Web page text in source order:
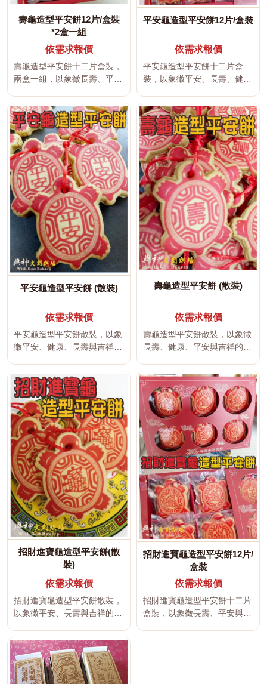
壽龜造型平安餅12片/盒裝
*2盒一組
依需求報價
壽龜造型平安餅十二片盒裝，
兩盒一組，以象徵長壽、平安
採固定...
平安龜造型平安餅12片/盒裝
依需求報價
平安龜造型平安餅十二片盒
裝，以象徵平安、長壽、健康
輩生日、...
平安龜造型平安餅 (散裝)
依需求報價
平安龜造型平安餅散裝，以象
徵平安、健康、長壽與吉祥的
長輩送...
壽龜造型平安餅 (散裝)
依需求報價
壽龜造型平安餅散裝，以象徵
長壽、健康、平安與吉祥的龜
宴祝福...
招財進寶龜造型平安餅(散
裝)
依需求報價
招財進寶龜造型平安餅散裝，
以象徵平安、長壽與吉祥的龜
字製作...
招財進寶龜造型平安餅12片/
盒裝
依需求報價
招財進寶龜造型平安餅十二片
盒裝，以象徵長壽、平安與吉